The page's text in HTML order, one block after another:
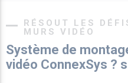
RÉSOUT LES
MURS VIDÉO
Système de
vidéo ConnexSys ?